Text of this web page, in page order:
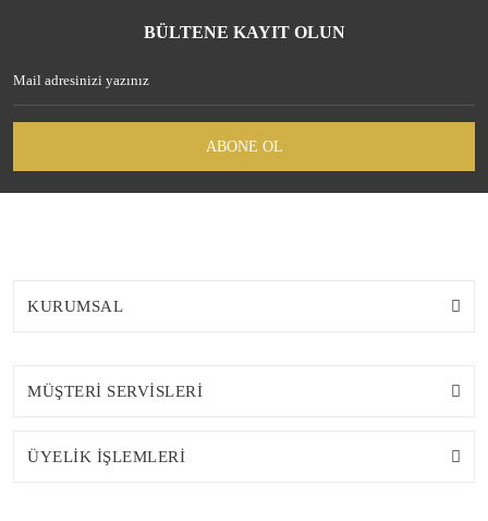
BÜLTENE KAYIT OLUN
ABONE OL
KURUMSAL
MÜŞTERİ SERVİSLERİ
ÜYELİK İŞLEMLERİ